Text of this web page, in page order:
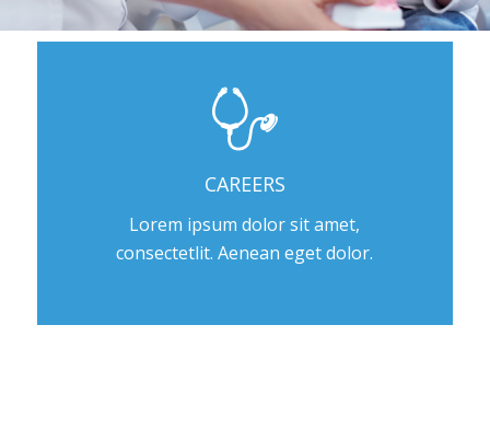
CAREERS
Lorem ipsum dolor sit amet,
consectetlit. Aenean eget dolor.